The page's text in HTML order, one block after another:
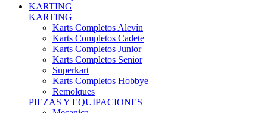
KARTING
Karts Completos Alevín
Karts Completos Cadete
Karts Completos Junior
Karts Completos Senior
Superkart
Karts Completos Hobbye
Remolques
PIEZAS Y EQUIPACIONES
Mecanica
Chasis Y Repuestos